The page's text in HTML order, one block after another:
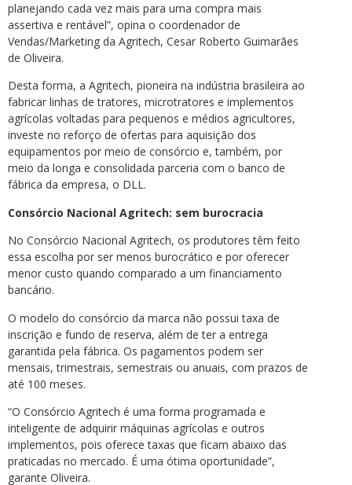
planejando cada vez mais para uma compra mais
assertiva e rentável”, opina o coordenador de
Vendas/Marketing da Agritech, Cesar Roberto Guimarães
de Oliveira.
Desta forma, a Agritech, pioneira na indústria brasileira ao
fabricar linhas de tratores, microtratores e implementos
agrícolas voltadas para pequenos e médios agricultores,
investe no reforço de ofertas para aquisição dos
equipamentos por meio de consórcio e, também, por
meio da longa e consolidada parceria com o banco de
fábrica da empresa, o DLL.
Consórcio Nacional Agritech: sem burocracia
No Consórcio Nacional Agritech, os produtores têm feito
essa escolha por ser menos burocrático e por oferecer
menor custo quando comparado a um financiamento
bancário.
O modelo do consórcio da marca não possui taxa de
inscrição e fundo de reserva, além de ter a entrega
garantida pela fábrica. Os pagamentos podem ser
mensais, trimestrais, semestrais ou anuais, com prazos de
até 100 meses.
“O Consórcio Agritech é uma forma programada e
inteligente de adquirir máquinas agrícolas e outros
implementos, pois oferece taxas que ficam abaixo das
praticadas no mercado. É uma ótima oportunidade”,
garante Oliveira.